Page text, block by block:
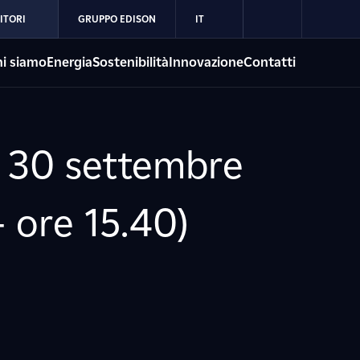
GRUPPO EDISON IT
siamoEnergiaSostenibilitàInnovazioneContatti
settembre
15.40)